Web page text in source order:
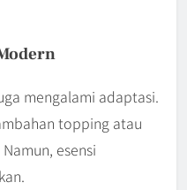
mengalami adaptasi.
topping atau
esensi